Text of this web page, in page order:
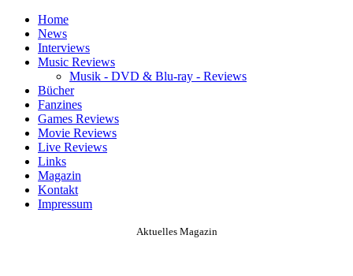
Home
News
Interviews
Music Reviews
Musik - DVD & Blu-ray - Reviews
Bücher
Fanzines
Games Reviews
Movie Reviews
Live Reviews
Links
Magazin
Kontakt
Impressum
Aktuelles Magazin